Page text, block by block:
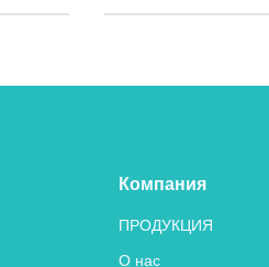
Компания
ПРОДУКЦИЯ
О нас